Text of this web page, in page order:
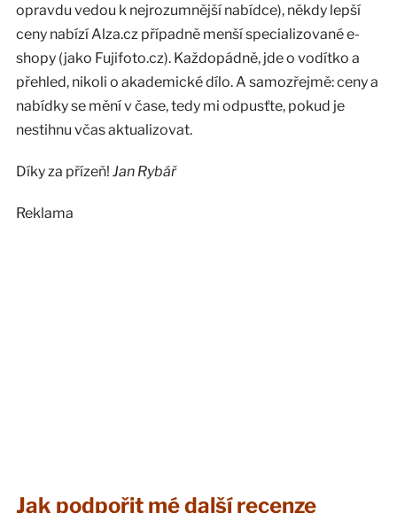
opravdu vedou k nejrozumnější nabídce), někdy lepší
ceny nabízí Alza.cz případně menší specializované e-
shopy (jako Fujifoto.cz). Každopádně, jde o vodítko a
přehled, nikoli o akademické dílo. A samozřejmě: ceny a
nabídky se mění v čase, tedy mi odpusťte, pokud je
nestihnu včas aktualizovat.
Díky za přízeň! Jan Rybář
Reklama
Jak podpořit mé další recenze